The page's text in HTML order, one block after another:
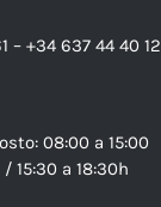
– +34 637 44 40 12
08:00 a 15:00
15:30 a 18:30h